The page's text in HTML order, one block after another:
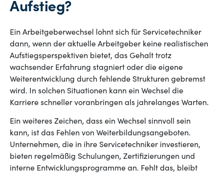
Aufstieg?
Ein Arbeitgeberwechsel lohnt sich für Servicetechniker
dann, wenn der aktuelle Arbeitgeber keine realistischen
Aufstiegsperspektiven bietet, das Gehalt trotz
wachsender Erfahrung stagniert oder die eigene
Weiterentwicklung durch fehlende Strukturen gebremst
wird. In solchen Situationen kann ein Wechsel die
Karriere schneller voranbringen als jahrelanges Warten.
Ein weiteres Zeichen, dass ein Wechsel sinnvoll sein
kann, ist das Fehlen von Weiterbildungsangeboten.
Unternehmen, die in ihre Servicetechniker investieren,
bieten regelmäßig Schulungen, Zertifizierungen und
interne Entwicklungsprogramme an. Fehlt das, bleibt